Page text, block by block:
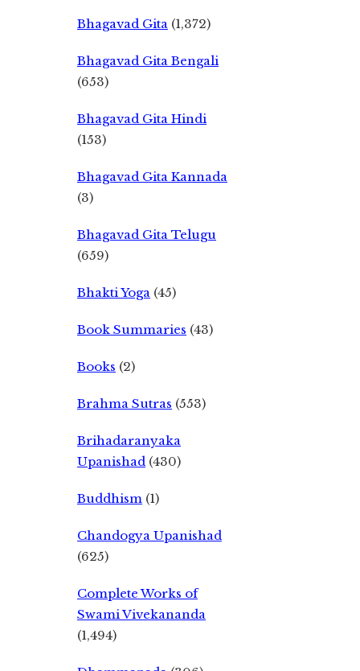
Bhagavad Gita (1,372)
Bhagavad Gita Bengali
(653)
Bhagavad Gita Hindi
(153)
Bhagavad Gita Kannada
(3)
Bhagavad Gita Telugu
(659)
Bhakti Yoga (45)
Book Summaries (43)
Books (2)
Brahma Sutras (553)
Brihadaranyaka
Upanishad (430)
Buddhism (1)
Chandogya Upanishad
(625)
Complete Works of
Swami Vivekananda
(1,494)